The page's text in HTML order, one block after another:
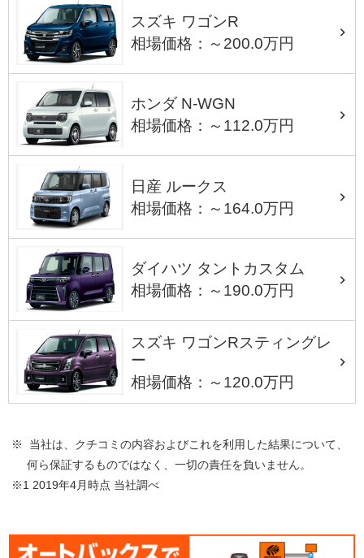
スズキ ワゴンR
相場価格：～200.0万円
ホンダ N-WGN
相場価格：～112.0万円
日産 ルークス
相場価格：～164.0万円
ダイハツ タントカスタム
相場価格：～190.0万円
スズキ ワゴンRスティングレ
ー
相場価格：～120.0万円
※ 当社は、クチコミの内容およびこれを利用した結果について、
何ら保証するものではなく、一切の責任を負いません。
※1 2019年4月時点 当社調べ